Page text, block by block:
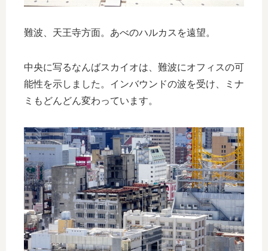
難波、天王寺方面。あべのハルカスを遠望。
中央に写るなんばスカイオは、難波にオフィスの可
能性を示しました。インバウンドの波を受け、ミナ
ミもどんどん変わっています。